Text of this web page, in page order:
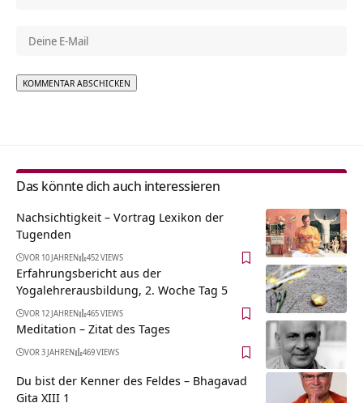
Das könnte dich auch interessieren
Nachsichtigkeit – Vortrag Lexikon der
Tugenden
VOR 10 JAHREN 452 VIEWS
Erfahrungsbericht aus der
Yogalehrerausbildung, 2. Woche Tag 5
VOR 12 JAHREN 465 VIEWS
Meditation – Zitat des Tages
VOR 3 JAHREN 469 VIEWS
Du bist der Kenner des Feldes – Bhagavad
Gita XIII 1